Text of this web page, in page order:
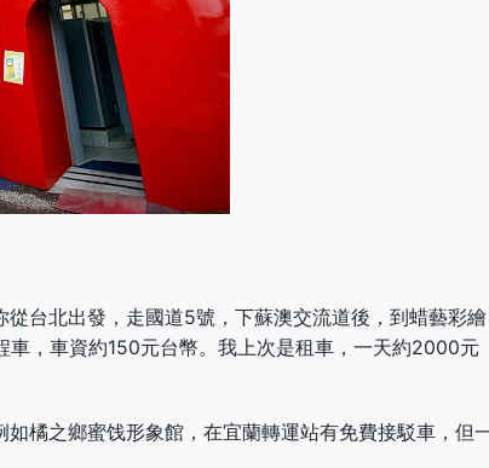
台北出發，走國道5號，下蘇澳交流道後，到蜡藝彩繪
，車資約150元台幣。我上次是租車，一天約2000元
橘之鄉蜜饯形象館，在宜蘭轉運站有免費接駁車，但